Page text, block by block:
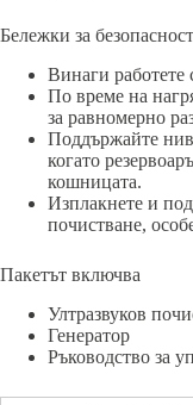
Бележки за
Винаги работете
По време на
за равномерно
Поддържайте
когато
кошницата.
Изплакнете и
почистване,
Пакетът включва
Ултразвуков
Генератор
Ръководство за